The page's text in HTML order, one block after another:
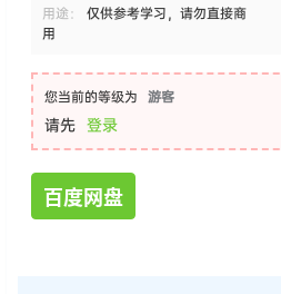
用途：
仅供参考学习，请勿直接商
用
您当前的等级为 游客
请先 登录
百度网盘